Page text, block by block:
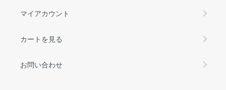
マイアカウント
カートを見る
お問い合わせ